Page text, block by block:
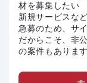
材を募集したい
新規サービスな
急募のため、サ
だからこそ、非
の案件もあります